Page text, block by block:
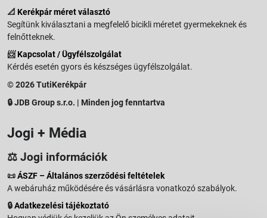
📐 Kerékpár méret választó
Segítünk kiválasztani a megfelelő bicikli méretet gyermekeknek és
felnőtteknek.
📨Kapcsolat / Ügyfélszolgálat
Kérdés esetén gyors és készséges ügyfélszolgálat.
© 2026 TutiKerékpár
🔒 JDB Group s.r.o. | Minden jog fenntartva
Jogi + Média
⚖️ Jogi információk
📜ÁSZF – Általános szerződési feltételek
A webáruház működésére és vásárlásra vonatkozó szabályok.
🔒Adatkezelési tájékoztató